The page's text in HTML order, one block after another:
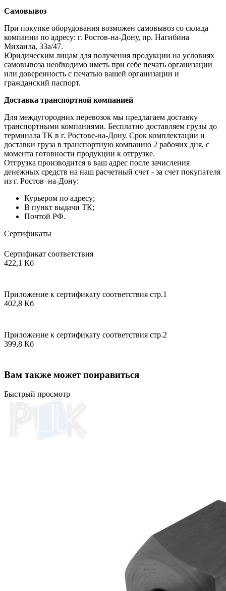
Самовывоз
При покупке оборудования возможен самовывоз со склада
компании по адресу: г. Ростов-на-Дону, пр. Нагибина
Михаила, 33а/47.
Юридическим лицам для получения продукции на условиях
самовывоза необходимо иметь при себе печать организации
или доверенность с печатью вашей организации и
гражданский паспорт.
Доставка транспортной компанией
Для междугородних перевозок мы предлагаем доставку
транспортными компаниями. Бесплатно доставляем грузы до
терминала ТК в г. Ростове-на-Дону. Срок комплектации и
доставки груза в транспортную компанию 2 рабочих дня, с
момента готовности продукции к отгрузке.
Отгрузка производится в ваш адрес после зачисления
денежных средств на наш расчетный счет - за счет покупателя
из г. Ростов–на-Дону:
Курьером по адресу;
В пункт выдачи ТК;
Почтой РФ.
Сертификаты
Сертификат соответствия
422,1 Кб
Приложение к сертификату соответствия стр.1
402,8 Кб
Приложение к сертификату соответствия стр.2
399,8 Кб
Вам также может понравиться
Быстрый просмотр